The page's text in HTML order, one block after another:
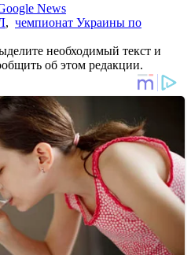
News
, чемпионат Украины по
необходимый текст и
об этом редакции.